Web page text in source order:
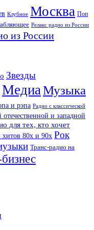
Клубное Москва Поп
Релакс радио из России
из России
Звезды
МедиаМузыка
и рэпа Радио с классической
и западной
для тех, кто хочет
хитов 80х и 90х Рок
Транс-радио на